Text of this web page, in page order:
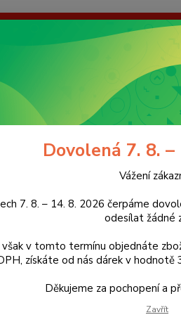
V tomto období nebudeme
v hodnotě 350 Kč pro Vašeho
Ochrana soukromí
2 v 1 krmítko a držák na tyčinky,
krmítko a držák
Dovolená 7. 8.
Vážení
7. 8. – 14. 8. 2026 čerpáme
odesílat žádné
však v tomto termínu objednáte
získáte od nás dárek v hodnotě
Děkujeme za pochopení a
Zavřít